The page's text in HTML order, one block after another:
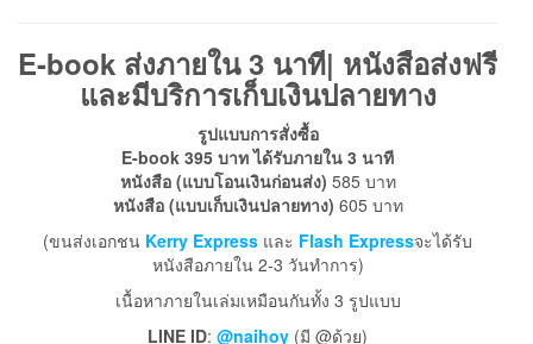
E-book ส่งภายใน 3 นาที| หนังสือส่งฟรี
และมีบริการเก็บเงินปลายทาง
รูปแบบการสั่งซื้อ
E-book 395 บาท ได้รับภายใน 3 นาที
หนังสือ (แบบโอนเงินก่อนส่ง) 585 บาท
หนังสือ (แบบเก็บเงินปลายทาง) 605 บาท
(ขนส่งเอกชน Kerry Express และ Flash Expressจะได้รับ
หนังสือภายใน 2-3 วันทำการ)
เนื้อหาภายในเล่มเหมือนกันทั้ง 3 รูปแบบ
LINE ID: @naihoy (มี @ด้วย)